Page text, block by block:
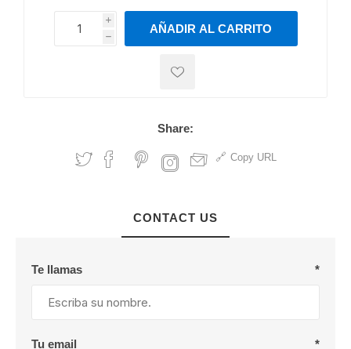
i
h
h
AÑADIR AL CARRITO
Share:
Copy URL
CONTACT US
Te llamas *
Tu email *